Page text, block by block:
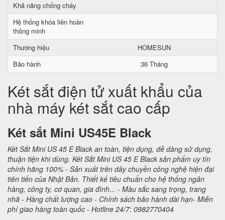
Khả năng chống cháy
Hệ thống khóa liên hoàn
thông minh
Thương hiệu
HOMESUN
Bảo hành
36 Tháng
Két sắt điện tử xuất khẩu của
nhà máy két sắt cao cấp
Két sắt Mini US45E Black
Két Sắt Mini US 45 E Black an toàn, tiện dụng, dễ dàng sử dụng,
thuận tiện khi dùng. Két Sắt Mini US 45 E Black sản phẩm uy tín
chính hãng 100% - Sản xuất trên dây chuyền công nghệ hiện đại
tiên tiến của Nhật Bản. Thiết kế tiêu chuẩn cho hệ thống ngân
hàng, công ty, cơ quan, gia đình... - Màu sắc sang trọng, trang
nhã - Hàng chất lượng cao - Chính sách bảo hành dài hạn- Miễn
phí giao hàng toàn quốc - Hotline 24/7: 0982770404